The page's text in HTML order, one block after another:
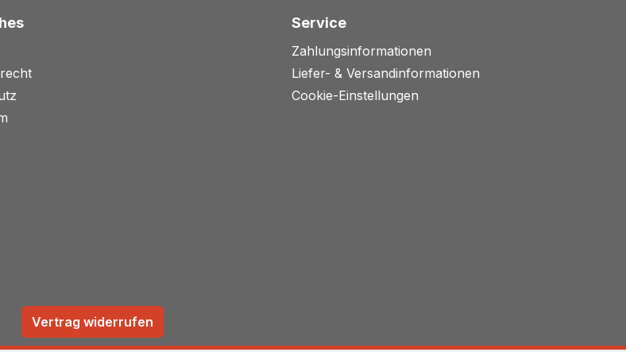
Service
Zahlungsinformationen
Liefer- & Versandinformationen
Cookie-Einstellungen
Vertrag widerrufen